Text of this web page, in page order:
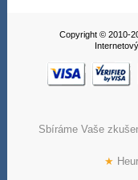
Copyright © 2010-
Sbíráme Vaše
★